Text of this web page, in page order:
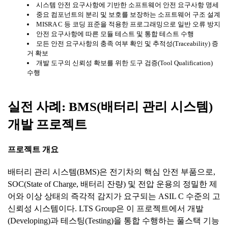
시스템 안전 요구사항에 기반한 소프트웨어 안전 요구사항 명세
중요 컴포넌트의 분리 및 보호를 보장하는 소프트웨어 구조 설계
MISRA C 등 코딩 표준을 적용한 프로그래밍으로 일반 오류 방지
안전 요구사항에 따른 모듈 테스트 및 통합 테스트 수행
모든 안전 요구사항의 충족 여부 확인 및 추적성(Traceability) 증
거 확보
개발 도구의 신뢰성 확보를 위한 도구 검증(Tool Qualification)
수행
실전 사례 : BMS(배터리 관리 시스템)
개발 프로젝트
프로젝트 개요
배터리 관리 시스템(BMS)은 전기차의 핵심 안전 부품으로,
SOC(State of Charge, 배터리 잔량) 및 전압 운용의 정밀한 제
어와 이상 상태의 즉각적 감지가 요구되는 ASIL C 수준의 고
신뢰성 시스템이다. LTS Group은 이 프로젝트에서 개발
(Developing)과 테스팅(Testing)을 통합 수행하는 풀스택 기능